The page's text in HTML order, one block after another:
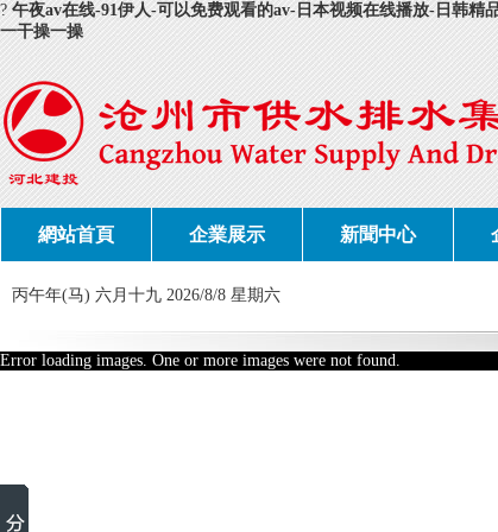
? 午夜av在线-91伊人-可以免费观看的av-日本视频在线播放-日韩
一干操一操
網站首頁 企業展示 新聞中心
丙午年(马) 六月十九 2026/8/8 星期六
Error loading images. One or more images were not found.